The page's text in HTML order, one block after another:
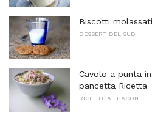
Biscotti molassati
DESSERT DEL SUD
Cavolo a punta
pancetta Ricetta
RICETTE AL BACON